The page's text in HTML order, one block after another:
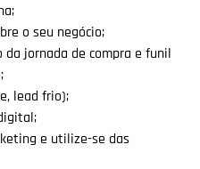
o seu negócio;
jornada de compra e funil
lead frio);
e utilize-se das